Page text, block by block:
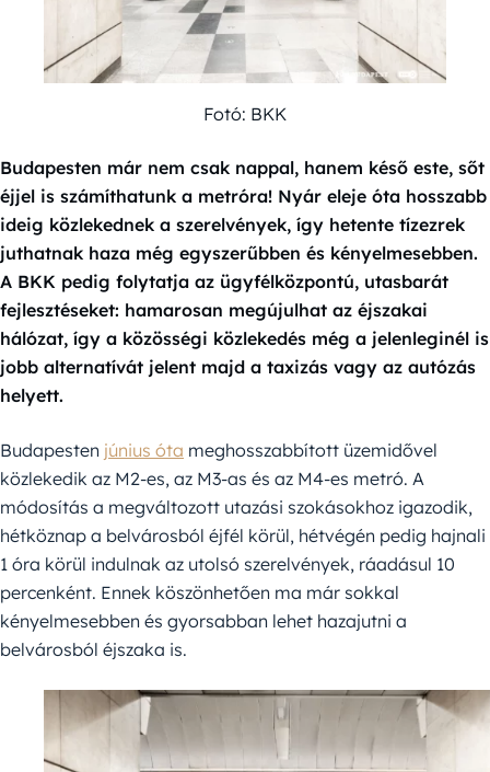
Fotó: BKK
Budapesten már nem csak nappal, hanem késő este, sőt
éjjel is számíthatunk a metróra! Nyár eleje óta hosszabb
ideig közlekednek a szerelvények, így hetente tízezrek
juthatnak haza még egyszerűbben és kényelmesebben.
A BKK pedig folytatja az ügyfélközpontú, utasbarát
fejlesztéseket: hamarosan megújulhat az éjszakai
hálózat, így a közösségi közlekedés még a jelenleginél is
jobb alternatívát jelent majd a taxizás vagy az autózás
helyett.
Budapesten június óta meghosszabbított üzemidővel
közlekedik az M2-es, az M3-as és az M4-es metró. A
módosítás a megváltozott utazási szokásokhoz igazodik,
hétköznap a belvárosból éjfél körül, hétvégén pedig hajnali
1 óra körül indulnak az utolsó szerelvények, ráadásul 10
percenként. Ennek köszönhetően ma már sokkal
kényelmesebben és gyorsabban lehet hazajutni a
belvárosból éjszaka is.